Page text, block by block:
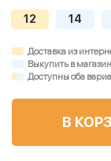
12 14
Доставка из
Выкупить в
Доступны оба
В